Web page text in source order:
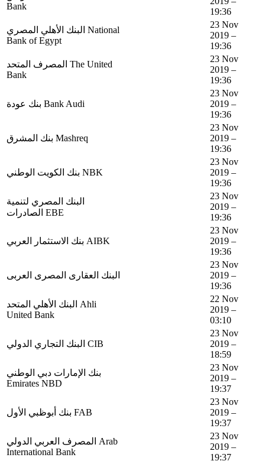
Bank
19:36
البنك الأهلي المصري National
Bank of Egypt
23 Nov
2019 –
19:36
المصرف المتحد The United
Bank
23 Nov
2019 –
19:36
بنك عودة Bank Audi
23 Nov
2019 –
19:36
بنك المشرق Mashreq
23 Nov
2019 –
19:36
بنك الكويت الوطني NBK
23 Nov
2019 –
19:36
البنك المصري لتنمية
الصادرات EBE
23 Nov
2019 –
19:36
بنك الاستثمار العربي AIBK
23 Nov
2019 –
19:36
البنك العقارى المصرى العربى
23 Nov
2019 –
19:36
البنك الأهلي المتحد Ahli
United Bank
22 Nov
2019 –
03:10
البنك التجاري الدولي CIB
23 Nov
2019 –
18:59
بنك الإمارات دبي الوطني
Emirates NBD
23 Nov
2019 –
19:37
بنك أبوظبي اﻷول FAB
23 Nov
2019 –
19:37
المصرف العربي الدولي Arab
International Bank
23 Nov
2019 –
19:37